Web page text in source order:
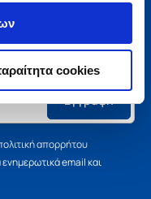
cookies
μάθετε πρώτοι όλα τα
τις εκδηλώσεις μας.
Εγγραφή
απορρήτου
email και